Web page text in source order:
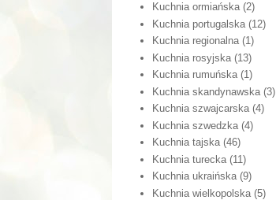
Kuchnia ormiańska (2)
Kuchnia portugalska (12)
Kuchnia regionalna (1)
Kuchnia rosyjska (13)
Kuchnia rumuńska (1)
Kuchnia skandynawska (3)
Kuchnia szwajcarska (4)
Kuchnia szwedzka (4)
Kuchnia tajska (46)
Kuchnia turecka (11)
Kuchnia ukraińska (9)
Kuchnia wielkopolska (5)